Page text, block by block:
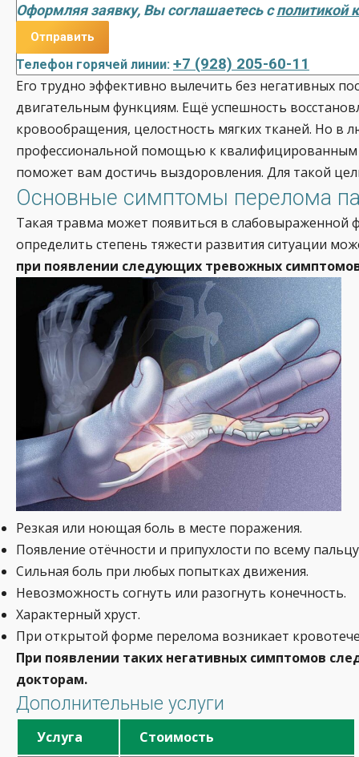
Оформляя заявку, Вы соглашаетесь сполитикой
Телефон горячей линии: +7 (928) 205-60-11
Его трудно эффективно вылечить без негативных
двигательным функциям. Ещё успешность
кровообращения, целостность мягких тканей. Но в
профессиональной помощью к квалифицированным
поможет вам достичь выздоровления. Для такой
Основные симптомы перелома
Такая травма может появиться в слабовыраженной
определить степень тяжести развития ситуации
при появлении следующих тревожных
Резкая или ноющая боль в месте поражения.
Появление отёчности и припухлости по всему
Сильная боль при любых попытках движения.
Невозможность согнуть или разогнуть конечность.
Характерный хруст.
При открытой форме перелома возникает
При появлении таких негативных симптомов
докторам.
Дополнительные услуги
Услуга Стоимость